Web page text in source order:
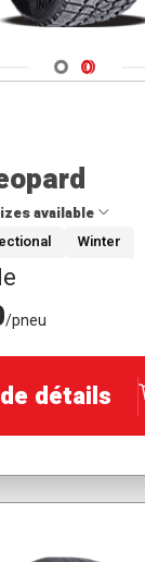
Navigate 1
Navigate 2
available
Winter
/pneu
détails